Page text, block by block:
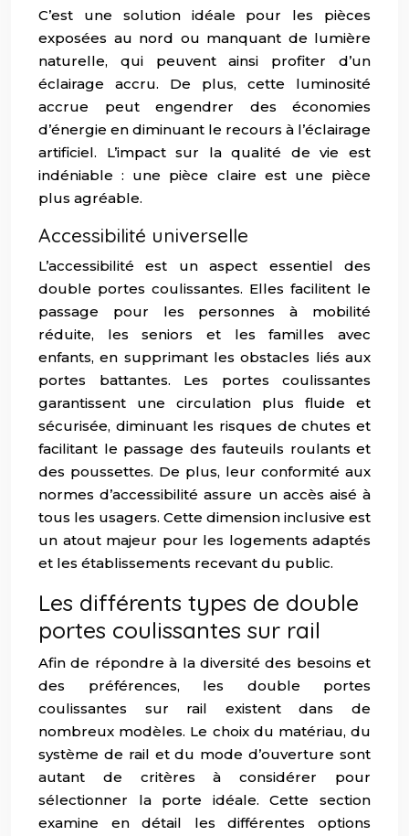
C’est une solution idéale pour les pièces
exposées au nord ou manquant de lumière
naturelle, qui peuvent ainsi profiter d’un
éclairage accru. De plus, cette luminosité
accrue peut engendrer des économies
d’énergie en diminuant le recours à l’éclairage
artificiel. L’impact sur la qualité de vie est
indéniable : une pièce claire est une pièce
plus agréable.
Accessibilité universelle
L’accessibilité est un aspect essentiel des
double portes coulissantes. Elles facilitent le
passage pour les personnes à mobilité
réduite, les seniors et les familles avec
enfants, en supprimant les obstacles liés aux
portes battantes. Les portes coulissantes
garantissent une circulation plus fluide et
sécurisée, diminuant les risques de chutes et
facilitant le passage des fauteuils roulants et
des poussettes. De plus, leur conformité aux
normes d’accessibilité assure un accès aisé à
tous les usagers. Cette dimension inclusive est
un atout majeur pour les logements adaptés
et les établissements recevant du public.
Les différents types de double
portes coulissantes sur rail
Afin de répondre à la diversité des besoins et
des préférences, les double portes
coulissantes sur rail existent dans de
nombreux modèles. Le choix du matériau, du
système de rail et du mode d’ouverture sont
autant de critères à considérer pour
sélectionner la porte idéale. Cette section
examine en détail les différentes options